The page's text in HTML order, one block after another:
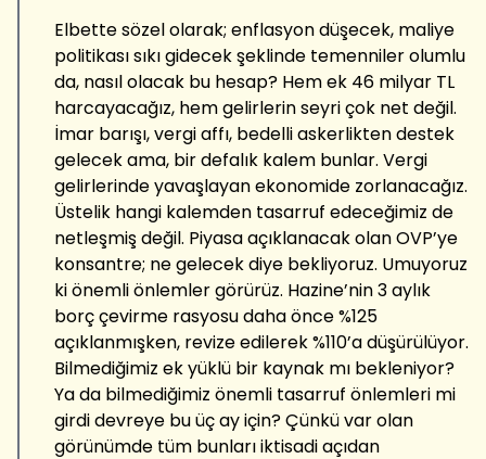
Elbette sözel olarak; enflasyon düşecek, maliye
politikası sıkı gidecek şeklinde temenniler olumlu
da, nasıl olacak bu hesap? Hem ek 46 milyar TL
harcayacağız, hem gelirlerin seyri çok net değil.
İmar barışı, vergi affı, bedelli askerlikten destek
gelecek ama, bir defalık kalem bunlar. Vergi
gelirlerinde yavaşlayan ekonomide zorlanacağız.
Üstelik hangi kalemden tasarruf edeceğimiz de
netleşmiş değil. Piyasa açıklanacak olan OVP’ye
konsantre; ne gelecek diye bekliyoruz. Umuyoruz
ki önemli önlemler görürüz. Hazine’nin 3 aylık
borç çevirme rasyosu daha önce %125
açıklanmışken, revize edilerek %110’a düşürülüyor.
Bilmediğimiz ek yüklü bir kaynak mı bekleniyor?
Ya da bilmediğimiz önemli tasarruf önlemleri mi
girdi devreye bu üç ay için? Çünkü var olan
görünümde tüm bunları iktisadi açıdan